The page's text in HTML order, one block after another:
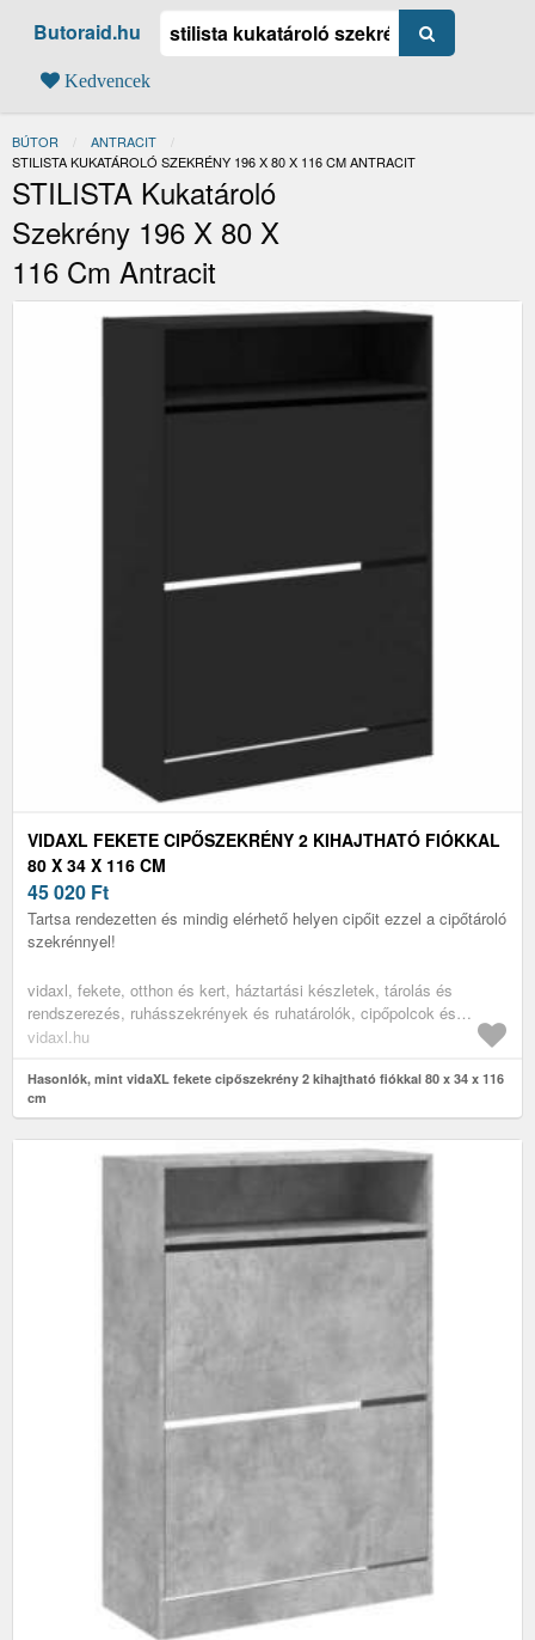
Butoraid.hu
Kedvencek
BÚTOR
ANTRACIT
JELENLEGI:
STILISTA KUKATÁROLÓ SZEKRÉNY 196 X 80 X 116 CM ANTRACIT
STILISTA Kukatároló
Szekrény 196 X 80 X
116 Cm Antracit
VIDAXL FEKETE CIPŐSZEKRÉNY 2 KIHAJTHATÓ FIÓKKAL
80 X 34 X 116 CM
45 020 Ft
Tartsa rendezetten és mindig elérhető helyen cipőit ezzel a cipőtároló
szekrénnyel!
vidaxl, fekete, otthon és kert, háztartási készletek, tárolás és
rendszerezés, ruhásszekrények és ruhatárolók, cipőpolcok és
-állványok
vidaxl.hu
Hasonlók, mint vidaXL fekete cipőszekrény 2 kihajtható fiókkal 80 x 34 x 116
cm